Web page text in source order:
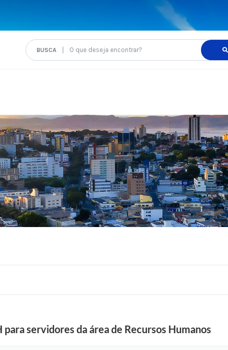
O que deseja encontrar?
servidores da área de Recursos Humanos